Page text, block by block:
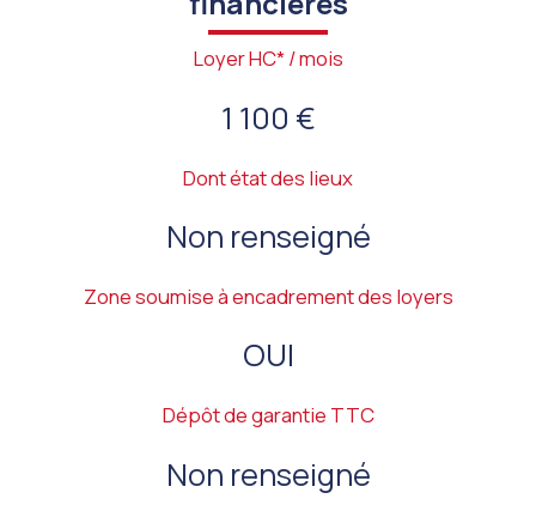
Loyer HC* / mois
1 100 €
Dont état des lieux
Non renseigné
Zone soumise à encadrement des loyers
OUI
Dépôt de garantie TTC
Non renseigné